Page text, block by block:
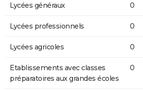
Lycées généraux 0
Lycées professionnels 0
Lycées agricoles 0
Etablissements avec classes
préparatoires aux grandes écoles
0